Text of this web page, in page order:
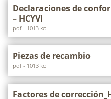
Declaraciones de
– HCYVI
pdf - 1013 ko
Piezas de recambio
pdf - 1013 ko
Factores de